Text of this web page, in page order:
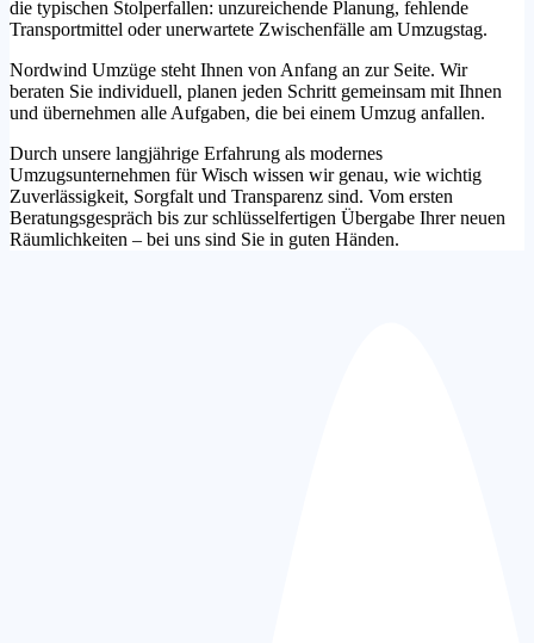
die typischen Stolperfallen: unzureichende Planung, fehlende
Transportmittel oder unerwartete Zwischenfälle am Umzugstag.
Nordwind Umzüge steht Ihnen von Anfang an zur Seite. Wir
beraten Sie individuell, planen jeden Schritt gemeinsam mit Ihnen
und übernehmen alle Aufgaben, die bei einem Umzug anfallen.
Durch unsere langjährige Erfahrung als modernes
Umzugsunternehmen für Wisch wissen wir genau, wie wichtig
Zuverlässigkeit, Sorgfalt und Transparenz sind. Vom ersten
Beratungsgespräch bis zur schlüsselfertigen Übergabe Ihrer neuen
Räumlichkeiten – bei uns sind Sie in guten Händen.